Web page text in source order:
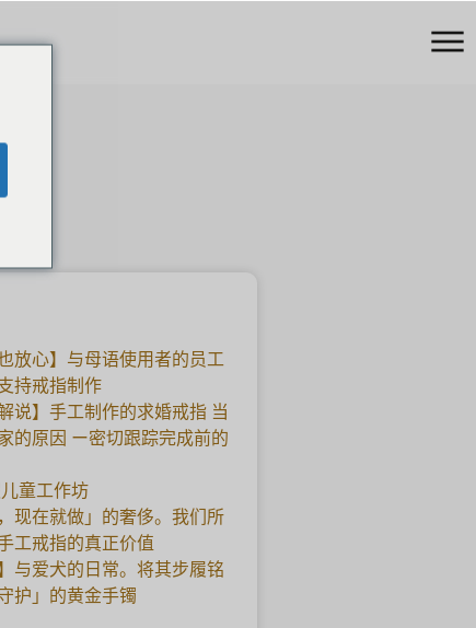
放心】与母语使用者的员工
持戒指制作
说】手工制作的求婚戒指 当
的原因 ー密切跟踪完成前的
童工作坊
现在就做」的奢侈。我们所
工戒指的真正价值
与爱犬的日常。将其步履铭
护」的黄金手镯